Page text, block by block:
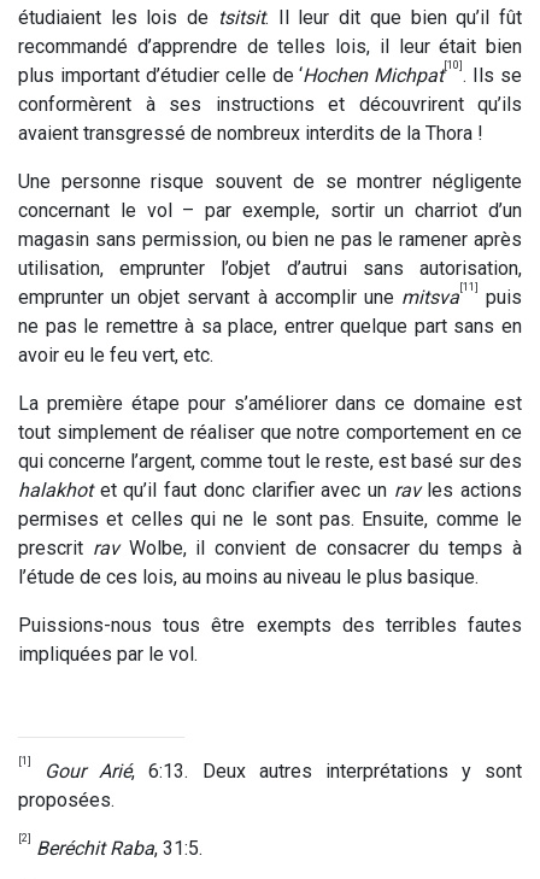
étudiaient les lois de tsitsit. Il leur dit que bien qu’il fût
recommandé d’apprendre de telles lois, il leur était bien
plus important d’étudier celle de ‘Hochen Michpat[10] . Ils se
conformèrent à ses instructions et découvrirent qu’ils
avaient transgressé de nombreux interdits de la Thora !
Une personne risque souvent de se montrer négligente
concernant le vol – par exemple, sortir un charriot d’un
magasin sans permission, ou bien ne pas le ramener après
utilisation, emprunter l’objet d’autrui sans autorisation,
emprunter un objet servant à accomplir une mitsva [11]
puis
ne pas le remettre à sa place, entrer quelque part sans en
avoir eu le feu vert, etc.
La première étape pour s’améliorer dans ce domaine est
tout simplement de réaliser que notre comportement en ce
qui concerne l’argent, comme tout le reste, est basé sur des
halakhotet qu’il faut donc clarifier avec un ravles actions
permises et celles qui ne le sont pas. Ensuite, comme le
prescrit ravWolbe, il convient de consacrer du temps à
l’étude de ces lois, au moins au niveau le plus basique.
Puissions-nous tous être exempts des terribles fautes
impliquées par le vol.
[1] Gour Arié, 6:13. Deux autres interprétations y sont
proposées.
[2] Beréchit Raba, 31:5.